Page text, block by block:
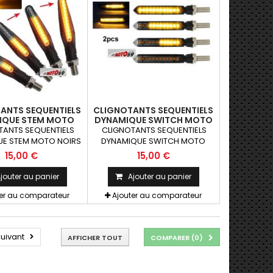
SEQUENTIELS
STEM MOTO
LED ABS X2
SEQUENTIELS
STEM MOTO NOIRS
x2 pcs Paire de
universels qui
adaptables sur
ou scooters
15,00 €
au panier
au comparateur
CLIGNOTANTS SEQUENTIELS
DYNAMIQUE SWITCH MOTO
NOIRS LEDS ABS X2
CLIGNOTANTS SEQUENTIELS
DYNAMIQUE SWITCH MOTO
NOIRS LED ABS x2 pcs Paire de
clignotants universels qui
peuvent être adaptables sur
toutes motos ou scooters
15,00 €
Ajouter au panier
Ajouter au comparateur
COMPARER (0)
AFFICHER TOUT